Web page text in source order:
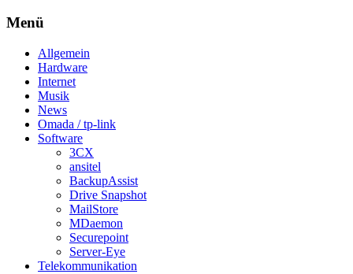
Menü
Allgemein
Hardware
Internet
Musik
News
Omada / tp-link
Software
3CX
ansitel
BackupAssist
Drive Snapshot
MailStore
MDaemon
Securepoint
Server-Eye
Telekommunikation